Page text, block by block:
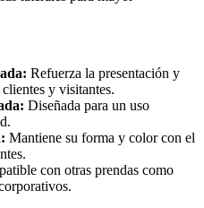
Refuerza la presentación y
y visitantes.
Diseñada para un uso
Mantiene su forma y color con el
con otras prendas como